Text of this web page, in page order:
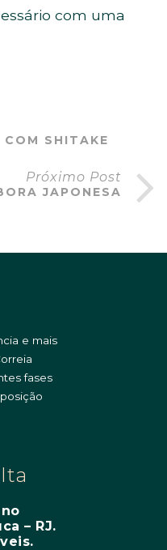
com uma
SHITAKE
Próximo Post
JAPONESA
e mais
fases
– RJ.